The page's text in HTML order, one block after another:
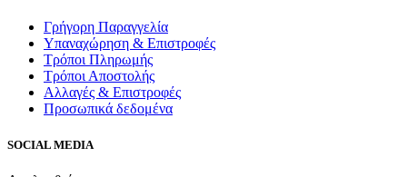
Γρήγορη Παραγγελία
Υπαναχώρηση & Επιστροφές
Τρόποι Πληρωμής
Τρόποι Αποστολής
Αλλαγές & Επιστροφές
Προσωπικά δεδομένα
SOCIAL MEDIA